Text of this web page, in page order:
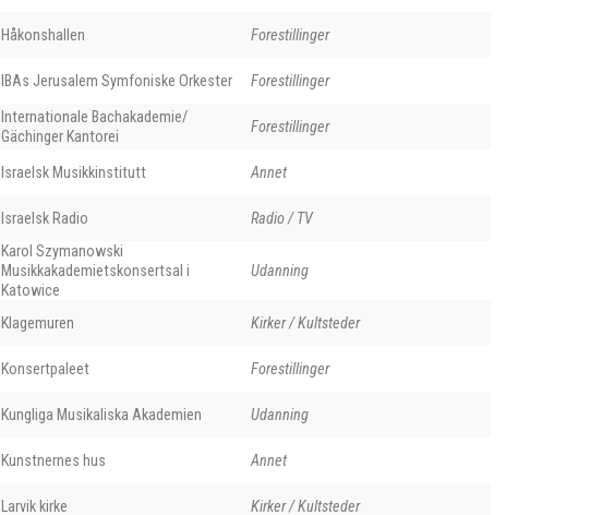
Håkonshallen Forestillinger
IBAs Jerusalem Symfoniske Orkester Forestillinger
Internationale Bachakademie/
Gächinger Kantorei
Forestillinger
Israelsk Musikkinstitutt Annet
Israelsk Radio
Radio / TV
Karol Szymanowski
Musikkakademietskonsertsal i
Katowice
Udanning
Klagemuren Kirker / Kultsteder
Konsertpaleet Forestillinger
Kungliga Musikaliska Akademien Udanning
Kunstnernes hus Annet
Larvik kirke Kirker / Kultsteder